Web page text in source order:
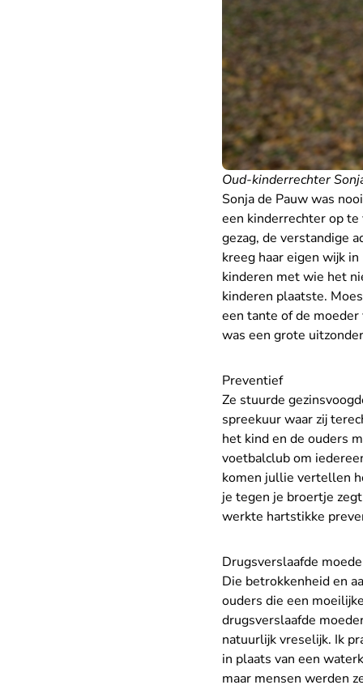
Oud-kinderrechter
Sonja de Pauw was
een kinderrechter op
gezag, de verstandige
kreeg haar eigen wijk
kinderen met wie het
kinderen plaatste.
een tante of de
was een grote
Preventief
Ze stuurde
spreekuur waar zij
het kind en de ouders
voetbalclub om
komen jullie vertellen
je tegen je broertje
werkte hartstikke
Drugsverslaafde
Die betrokkenheid en
ouders die een
drugsverslaafde
natuurlijk vreselijk. Ik
in plaats van een
maar mensen werden